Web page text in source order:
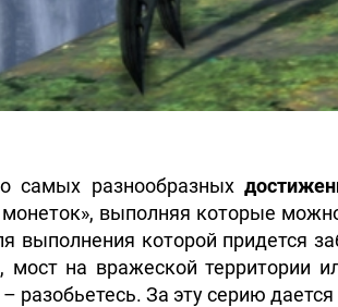
самых разнообразных
выполняя которые
выполнения которой придется
мост на вражеской
разобьетесь. За эту серию